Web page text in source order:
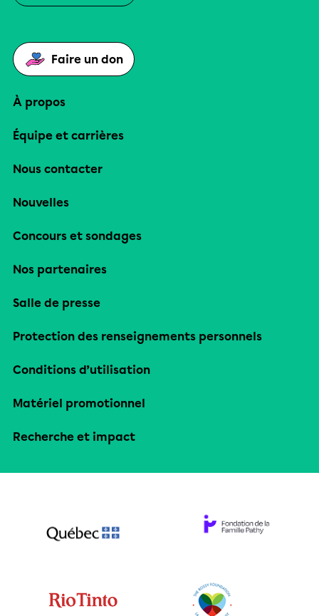
Faire un don
À propos
Équipe et carrières
Nous contacter
Nouvelles
Concours et sondages
Nos partenaires
Salle de presse
Protection des renseignements personnels
Conditions d’utilisation
Matériel promotionnel
Recherche et impact